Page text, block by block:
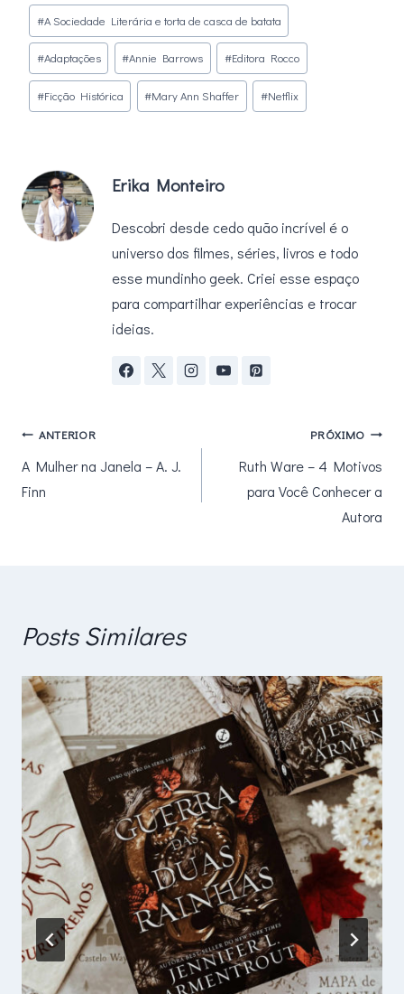
Tags
do
Post:
#A Sociedade Literária e torta de casca de batata
#Adaptações #Annie Barrows #Editora Rocco
#Ficção Histórica #Mary Ann Shaffer #Netflix
Erika Monteiro
Descobri desde cedo quão incrível é o
universo dos filmes, séries, livros e todo
esse mundinho geek. Criei esse espaço
para compartilhar experiências e trocar
ideias.
Navegação
de
ANTERIOR
A Mulher na Janela – A. J.
Finn
PRÓXIMO
Ruth Ware – 4 Motivos
para Você Conhecer a
Autora
Posts Similares